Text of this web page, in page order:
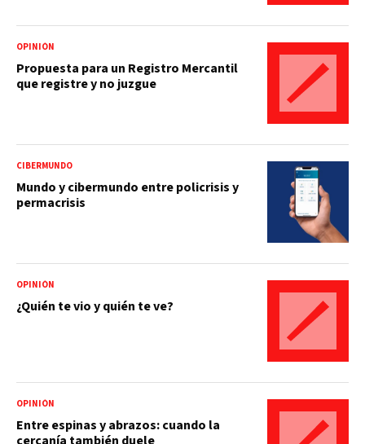
OPINIÓN
Propuesta para un Registro Mercantil
que registre y no juzgue
CIBERMUNDO
Mundo y cibermundo entre policrisis y
permacrisis
OPINIÓN
¿Quién te vio y quién te ve?
OPINIÓN
Entre espinas y abrazos: cuando la
cercanía también duele